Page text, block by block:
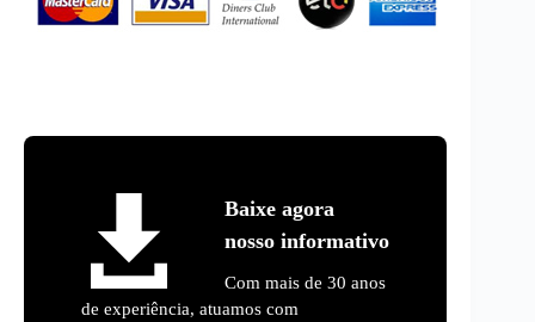
Baixe agora
nosso informativo
Com mais de 30 anos
de experiência, atuamos com